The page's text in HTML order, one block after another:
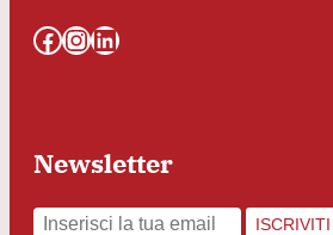
Facebook InstagramLinkedIn
Newsletter
ISCRIVITI